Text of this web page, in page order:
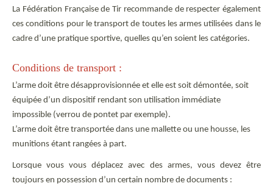
La Fédération Française de Tir recommande de respecter également
ces conditions pour le transport de toutes les armes utilisées dans le
cadre d’une pratique sportive, quelles qu’en soient les catégories.
Conditions de transport :
L’arme doit être désapprovisionnée et elle est soit démontée, soit
équipée d’un dispositif rendant son utilisation immédiate
impossible (verrou de pontet par exemple).
L’arme doit être transportée dans une mallette ou une housse, les
munitions étant rangées à part.
Lorsque vous vous déplacez avec des armes, vous devez être
toujours en possession d’un certain nombre de documents :